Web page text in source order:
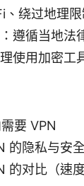
绕过地理限
遵循当地法
使用加密工
要 VPN
的隐私与安
的对比（速